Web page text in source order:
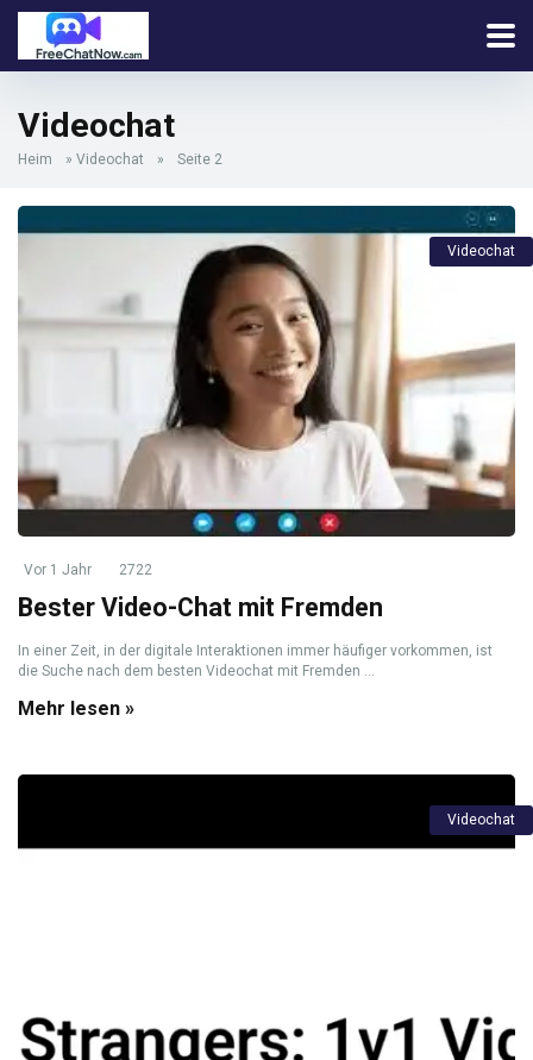
Videochat
Heim » Videochat » Seite 2
Videochat
Vor 1 Jahr 2722
Bester Video-Chat mit Fremden
In einer Zeit, in der digitale Interaktionen immer häufiger vorkommen, ist
die Suche nach dem besten Videochat mit Fremden ...
Mehr lesen »
Videochat